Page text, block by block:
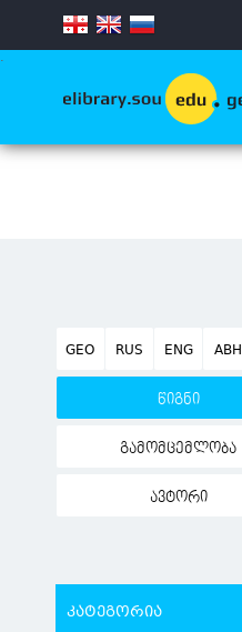
.
GEO RUS ENG ABH
წიგნი
გამომცემლობა
ავტორი
კატეგორია